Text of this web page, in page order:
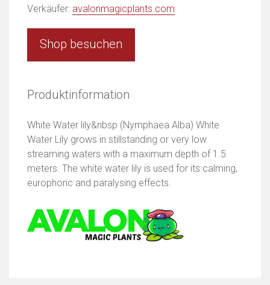
Verkäufer: avalonmagicplants.com
Shop besuchen
Produktinformation
White Water lily&nbsp (Nymphaea Alba) White
Water Lily grows in stillstanding or very low
streaming waters with a maximum depth of 1.5
meters. The white water lily is used for its calming,
europhoric and paralysing effects.